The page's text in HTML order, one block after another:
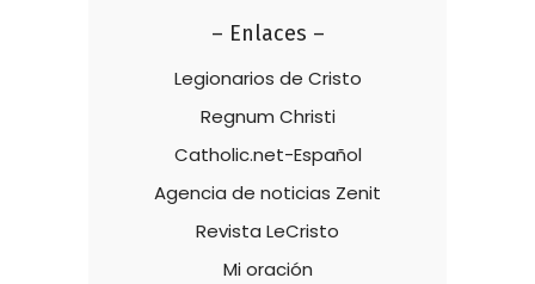
– Enlaces –
Legionarios de Cristo
Regnum Christi
Catholic.net-Español
Agencia de noticias Zenit
Revista LeCristo
Mi oración